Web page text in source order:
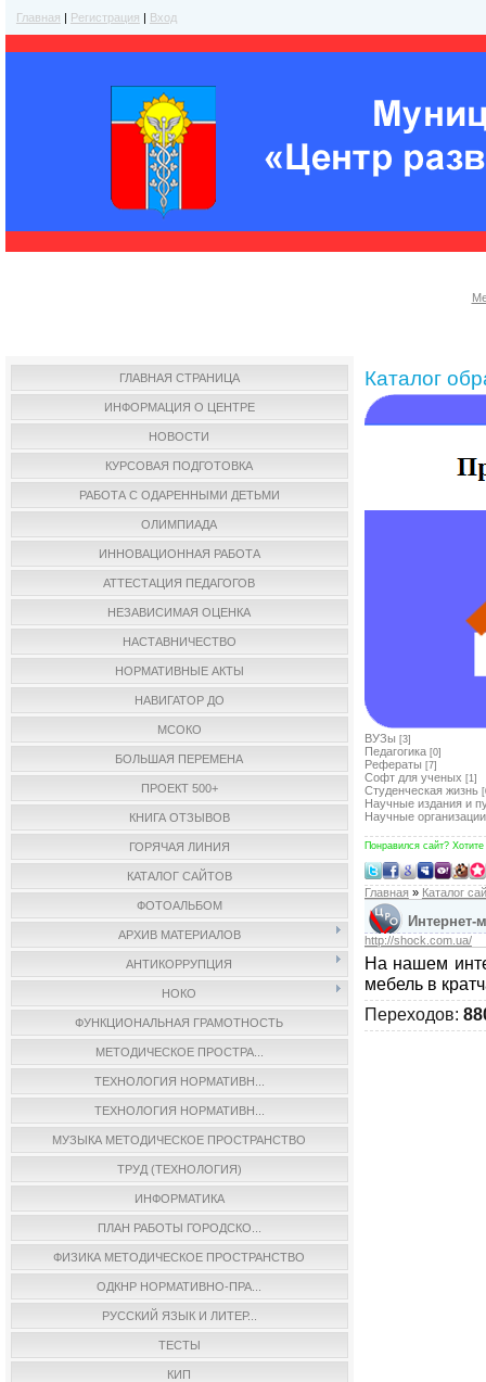
Главная | Регистрация | Вход
ГЛАВНАЯ СТРАНИЦА
ИНФОРМАЦИЯ О ЦЕНТРЕ
НОВОСТИ
КУРСОВАЯ ПОДГОТОВКА
РАБОТА С ОДАРЕННЫМИ ДЕТЬМИ
ОЛИМПИАДА
ИННОВАЦИОННАЯ РАБОТА
АТТЕСТАЦИЯ ПЕДАГОГОВ
НЕЗАВИСИМАЯ ОЦЕНКА
НАСТАВНИЧЕСТВО
НОРМАТИВНЫЕ АКТЫ
НАВИГАТОР ДО
МСОКО
БОЛЬШАЯ ПЕРЕМЕНА
ПРОЕКТ 500+
КНИГА ОТЗЫВОВ
ГОРЯЧАЯ ЛИНИЯ
КАТАЛОГ САЙТОВ
ФОТОАЛЬБОМ
АРХИВ МАТЕРИАЛОВ
АНТИКОРРУПЦИЯ
НОКО
ФУНКЦИОНАЛЬНАЯ ГРАМОТНОСТЬ
МЕТОДИЧЕСКОЕ ПРОСТРА...
ТЕХНОЛОГИЯ НОРМАТИВН...
ТЕХНОЛОГИЯ НОРМАТИВН...
МУЗЫКА МЕТОДИЧЕСКОЕ ПРОСТРАНСТВО
ТРУД (ТЕХНОЛОГИЯ)
ИНФОРМАТИКА
ПЛАН РАБОТЫ ГОРОДСКО...
ФИЗИКА МЕТОДИЧЕСКОЕ ПРОСТРАНСТВО
ОДКНР НОРМАТИВНО-ПРА...
РУССКИЙ ЯЗЫК И ЛИТЕР...
ТЕСТЫ
КИП
Каталог
ВУЗы [3]
Педагогика [0]
Рефераты [7]
Софт для ученых [1]
Студенческая жизнь
Научные издания и
Научные организации
Понравился сайт?
Главная » Каталог
Интернет-
http://shock.com.ua/
На нашем
мебель в
Переходов: